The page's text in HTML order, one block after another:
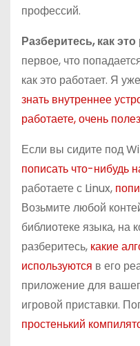
профессий.
Разберитесь, как это
первое, что
как это работает. Я
знать внутреннее
работаете, очень
Если вы сидите под
пописать что-нибудь
работаете с Linux,
Возьмите любой
библиотеке языка, на
разберитесь, какие
используются в его
приложение для
игровой приставки.
простенький